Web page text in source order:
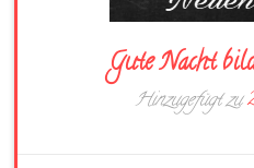
Gute Nacht
Hinzugefügt zu